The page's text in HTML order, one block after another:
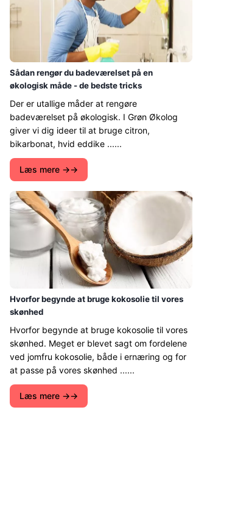
Sådan rengør du badeværelset på en
økologisk måde - de bedste tricks
Der er utallige måder at rengøre
badeværelset på økologisk. I Grøn Økolog
giver vi dig ideer til at bruge citron,
bikarbonat, hvid eddike ......
Læs mere →
Hvorfor begynde at bruge kokosolie til vores
skønhed
Hvorfor begynde at bruge kokosolie til vores
skønhed. Meget er blevet sagt om fordelene
ved jomfru kokosolie, både i ernæring og for
at passe på vores skønhed ......
Læs mere →